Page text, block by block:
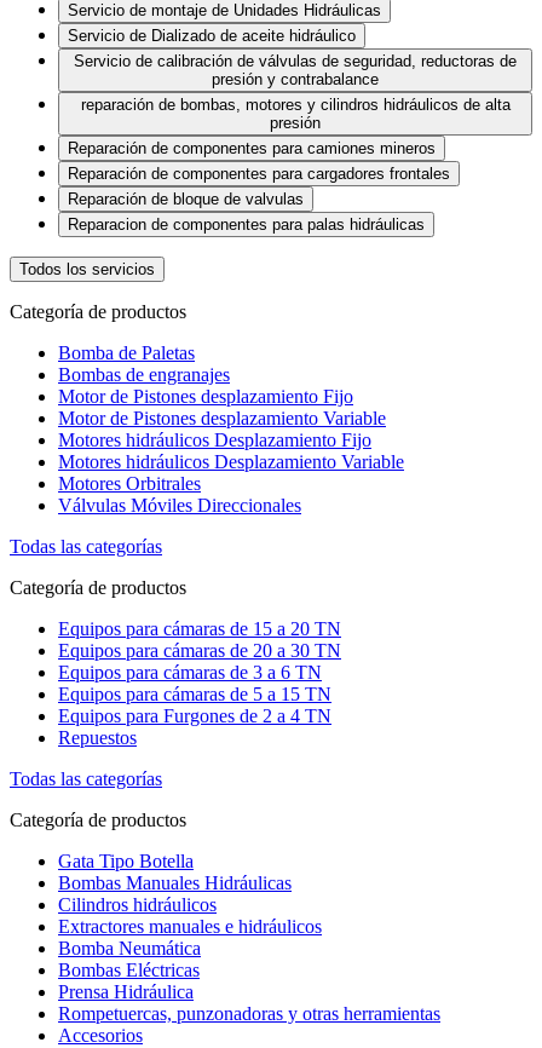
Servicio de montaje de Unidades Hidráulicas
Servicio de Dializado de aceite hidráulico
Servicio de calibración de válvulas de seguridad, reductoras de
presión y contrabalance
reparación de bombas, motores y cilindros hidráulicos de alta
presión
Reparación de componentes para camiones mineros
Reparación de componentes para cargadores frontales
Reparación de bloque de valvulas
Reparacion de componentes para palas hidráulicas
Todos los servicios
Categoría de productos
Bomba de Paletas
Bombas de engranajes
Motor de Pistones desplazamiento Fijo
Motor de Pistones desplazamiento Variable
Motores hidráulicos Desplazamiento Fijo
Motores hidráulicos Desplazamiento Variable
Motores Orbitrales
Válvulas Móviles Direccionales
Todas las categorías
Categoría de productos
Equipos para cámaras de 15 a 20 TN
Equipos para cámaras de 20 a 30 TN
Equipos para cámaras de 3 a 6 TN
Equipos para cámaras de 5 a 15 TN
Equipos para Furgones de 2 a 4 TN
Repuestos
Todas las categorías
Categoría de productos
Gata Tipo Botella
Bombas Manuales Hidráulicas
Cilindros hidráulicos
Extractores manuales e hidráulicos
Bomba Neumática
Bombas Eléctricas
Prensa Hidráulica
Rompetuercas, punzonadoras y otras herramientas
Accesorios